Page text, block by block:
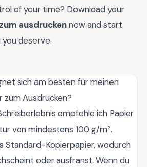
of your time? Download your
ausdruckennow and start
deserve.
sich am besten für meinen
zum Ausdrucken?
empfehle ich Papier
von mindestens 100 g/m².
Standard-Kopierpapier, wodurch
oder ausfranst. Wenn du